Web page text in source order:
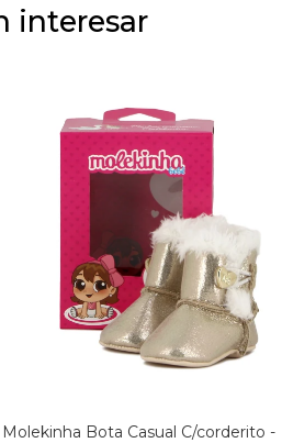
interesar
Molekinha Bota Casual C/corderito -